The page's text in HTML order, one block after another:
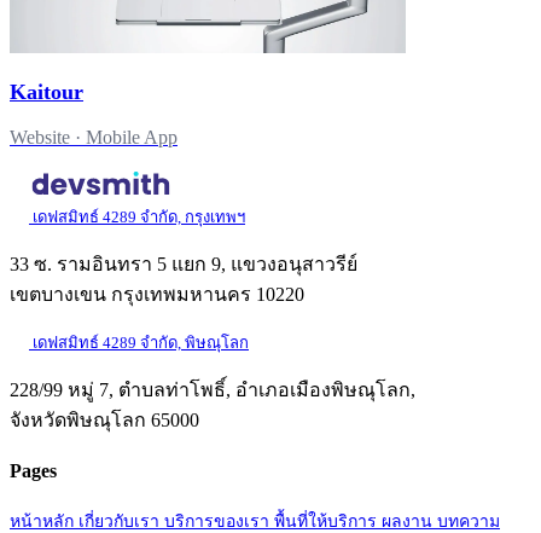
Kaitour
Website · Mobile App
เดฟสมิทธ์ 4289 จำกัด, กรุงเทพฯ
33 ซ. รามอินทรา 5 แยก 9, แขวงอนุสาวรีย์
เขตบางเขน กรุงเทพมหานคร 10220
เดฟสมิทธ์ 4289 จำกัด, พิษณุโลก
228/99 หมู่ 7, ตำบลท่าโพธิ์, อำเภอเมืองพิษณุโลก,
จังหวัดพิษณุโลก 65000
Pages
หน้าหลัก เกี่ยวกับเรา บริการของเรา พื้นที่ให้บริการ ผลงาน บทความ